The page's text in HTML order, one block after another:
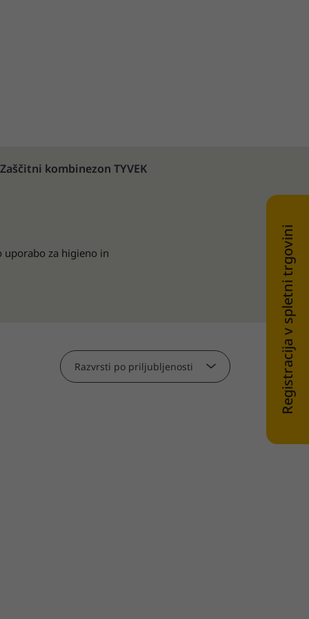
Zaščitni kombinezon TYVEK
uporabo za higieno in
Razvrsti po priljubljenosti Registracija v spletni trgovini